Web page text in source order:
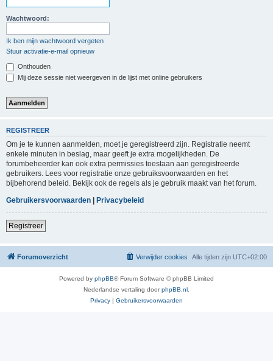
Wachtwoord:
Ik ben mijn wachtwoord vergeten
Stuur activatie-e-mail opnieuw
Onthouden
Mij deze sessie niet weergeven in de lijst met online gebruikers
REGISTREER
Om je te kunnen aanmelden, moet je geregistreerd zijn. Registratie neemt
enkele minuten in beslag, maar geeft je extra mogelijkheden. De
forumbeheerder kan ook extra permissies toestaan aan geregistreerde
gebruikers. Lees voor registratie onze gebruiksvoorwaarden en het
bijbehorend beleid. Bekijk ook de regels als je gebruik maakt van het forum.
Gebruikersvoorwaarden
Privacybeleid
Registreer
Forumoverzicht Alle tijden zijn UTC+02:00
Verwijder cookies
Powered by phpBB® Forum Software © phpBB Limited
Nederlandse vertaling doorphpBB.nl
Privacy | Gebruikersvoorwaarden